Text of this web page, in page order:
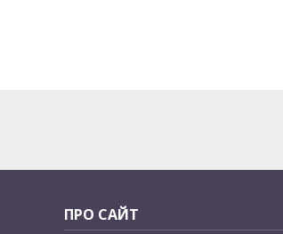
ПРО САЙТ